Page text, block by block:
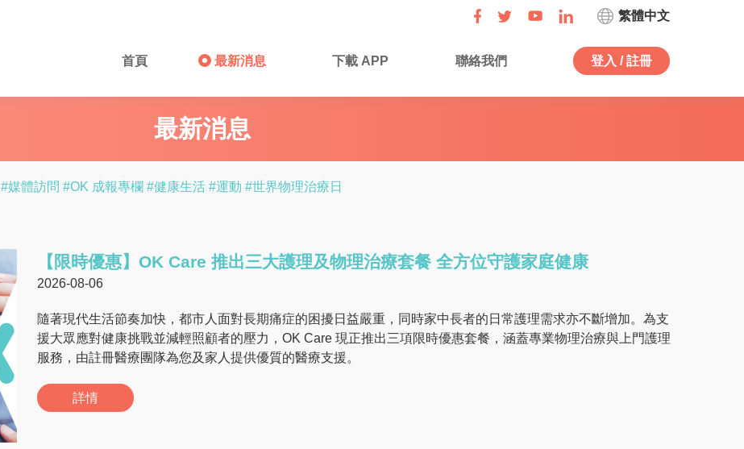
繁體中文
首頁 最新消息 下載 APP 聯絡我們 登入 / 註冊
最新消息
#媒體訪問 #OK 成報專欄 #健康生活 #運動 #世界物理治療日
【限時優惠】OK Care 推出三大護理及物理治療套餐 全方位守護家庭健康
2026-08-06
隨著現代生活節奏加快，都市人面對長期痛症的困擾日益嚴重，同時家中長者的日常護理需求亦不斷增加。為支
援大眾應對健康挑戰並減輕照顧者的壓力，OK Care 現正推出三項限時優惠套餐，涵蓋專業物理治療與上門護理
服務，由註冊醫療團隊為您及家人提供優質的醫療支援。
詳情